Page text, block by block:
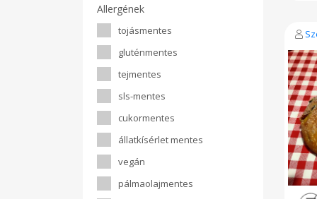
Allergének
tojásmentes
gluténmentes
tejmentes
sls-mentes
cukormentes
állatkísérlet mentes
vegán
pálmaolajmentes